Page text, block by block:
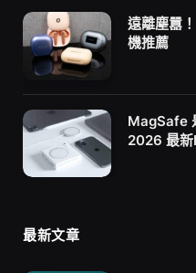
遠離塵囂
機推薦
MagSafe
2026 最
最新文章